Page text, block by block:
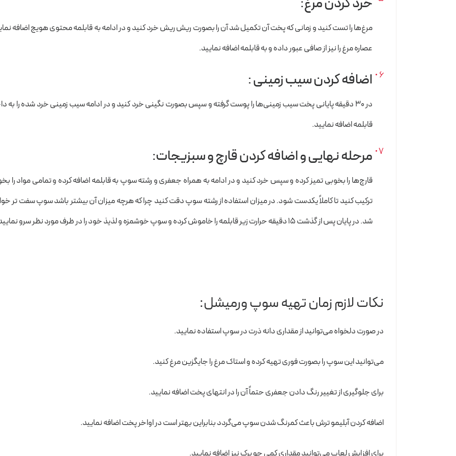
مرغ‌ها را تست کنید و زمانی که پخت آن تکمیل شد آن را بصورت ریش ریش خرد کنید و در ادامه به قابلمه محتوی هویج اضافه
عصاره مرغ را نیز از صافی عبور داده و به قابلمه اضافه نمایید.
اضافه کردن سیب زمینی :
در ۳۰ دقیقه پایانی پخت سیب زمینی‌‌ها را پوست گرفته و سپس بصورت نگینی خرد کنید و در ادامه سیب زمینی خرد شده را به
قابلمه اضافه نمایید.
مرحله نهایی و اضافه کردن قارچ و سبزیجات:
قارچ‌ها را بخوبی تمیز کرده و سپس خرد کنید و در ادامه به همراه جعفری و رشته سوپ به قابلمه اضافه کرده و تمامی مواد را
ترکیب کنید تا کاملاً یکدست شود. در میزان استفاده از رشته سوپ دقت کنید چرا که هرچه میزان آن بیشتر باشد سوپ سفت تر
شد. در پایان پس از گذشت ۱۵ دقیقه حرارت زیر قابلمه را خاموش کرده و سوپ خوشمزه و لذیذ خود را در ظرف مورد نظر سرو نمایید.
نکات لازم زمان تهیه سوپ ورمیشل:
در صورت دلخواه می‌توانید از مقداری دانه ذرت در سوپ استفاده نمایید.
می‌توانید این سوپ را بصورت فوری تهیه کرده و استاک مرغ را جایگزین مرغ کنید.
برای جلوگیری از تغییر رنگ دادن جعفری حتماً آن را در انتهای پخت اضافه نمایید.
اضافه کردن آبلیمو ترش باعث کمرنگ شدن سوپ می‌گردد بنابراین بهتر است در اواخر پخت اضافه نمایید.